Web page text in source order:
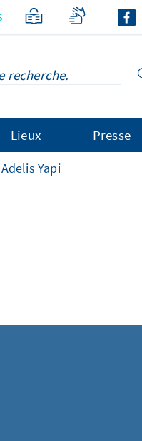
Lieux Presse
Adelis Yapi